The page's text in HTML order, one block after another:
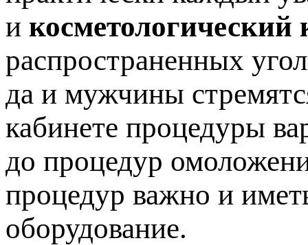
и косметологический
распространенных
да и мужчины
кабинете процедуры
до процедур
процедур важно и
оборудование.